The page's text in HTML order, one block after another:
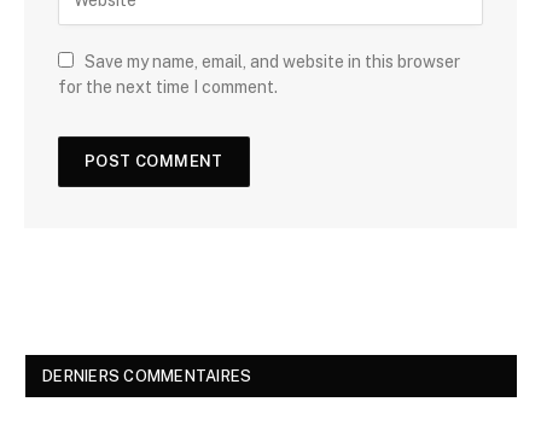
Save my name, email, and website in this browser
for the next time I comment.
DERNIERS COMMENTAIRES